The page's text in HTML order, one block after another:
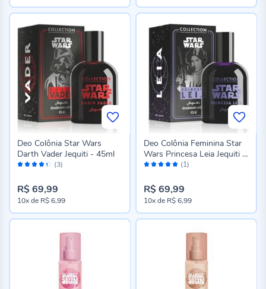
Avaliação: (3)
Deo Colônia Star Wars
Darth Vader Jequiti - 45ml
R$ 69,99
10xde R$ 6,99
Avaliação: (1)
Deo Colônia Feminina Star
Wars Princesa Leia Jequiti -
45ml
R$ 69,99
10xde R$ 6,99